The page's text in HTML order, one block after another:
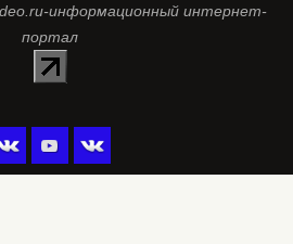
информационный интернет-
портал